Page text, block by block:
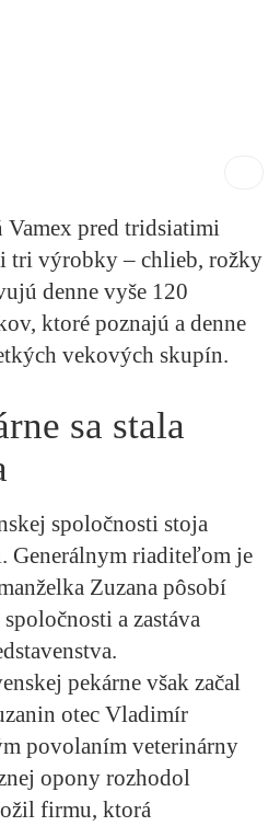
pred tridsiatimi
tri výrobky – chlieb, rožky
denne vyše 120
ktoré poznajú a denne
vekových skupín.
sa stala
spoločnosti stoja
Generálnym riaditeľom je
Zuzana pôsobí
a zastáva
pekárne však začal
otec Vladimír
povolaním veterinárny
opony rozhodol
firmu, ktorá